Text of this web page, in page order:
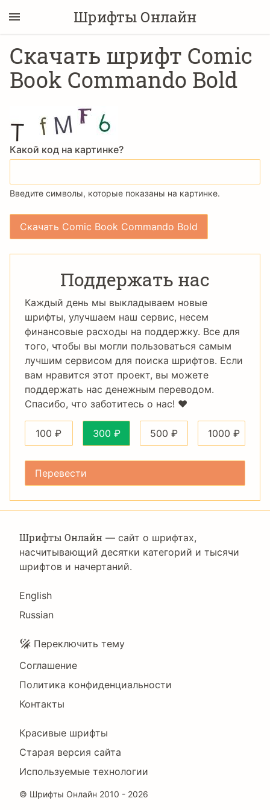
Шрифты Онлайн
Скачать шрифт Comic
Book Commando Bold
Какой код на картинке?
Введите символы, которые показаны на картинке.
Поддержать нас
Каждый день мы выкладываем новые
шрифты, улучшаем наш сервис, несем
финансовые расходы на поддержку. Все для
того, чтобы вы могли пользоваться самым
лучшим сервисом для поиска шрифтов. Если
вам нравится этот проект, вы можете
поддержать нас денежным переводом.
Спасибо, что заботитесь о нас! ❤️
100 ₽ 300 ₽ 500 ₽ 1000 ₽
Шрифты Онлайн — сайт о шрифтах,
насчитывающий десятки категорий и тысячи
шрифтов и начертаний.
Language
English
Russian
Подвал
Переключить тему
Соглашение
Политика конфиденциальности
Контакты
Footer
Right
Красивые шрифты
Старая версия сайта
Используемые технологии
© Шрифты Онлайн 2010 - 2026